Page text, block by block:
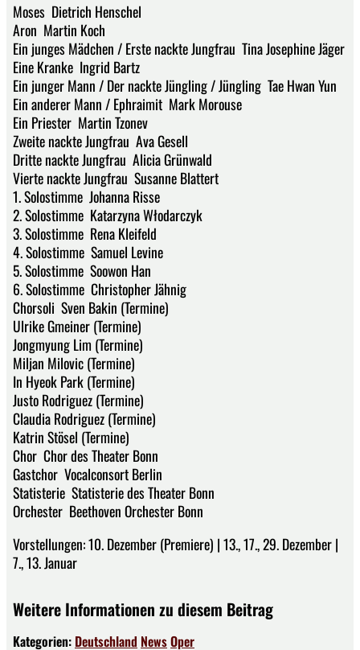
Moses Dietrich Henschel
Aron Martin Koch
Ein junges Mädchen / Erste nackte Jungfrau Tina Josephine Jäger
Eine Kranke Ingrid Bartz
Ein junger Mann / Der nackte Jüngling / Jüngling Tae Hwan Yun
Ein anderer Mann / Ephraimit Mark Morouse
Ein Priester Martin Tzonev
Zweite nackte Jungfrau Ava Gesell
Dritte nackte Jungfrau Alicia Grünwald
Vierte nackte Jungfrau Susanne Blattert
1. Solostimme Johanna Risse
2. Solostimme Katarzyna Włodarczyk
3. Solostimme Rena Kleifeld
4. Solostimme Samuel Levine
5. Solostimme Soowon Han
6. Solostimme Christopher Jähnig
Chorsoli Sven Bakin (Termine)
Ulrike Gmeiner (Termine)
Jongmyung Lim (Termine)
Miljan Milovic (Termine)
In Hyeok Park (Termine)
Justo Rodriguez (Termine)
Claudia Rodriguez (Termine)
Katrin Stösel (Termine)
Chor Chor des Theater Bonn
Gastchor Vocalconsort Berlin
Statisterie Statisterie des Theater Bonn
Orchester Beethoven Orchester Bonn
Vorstellungen: 10. Dezember (Premiere) | 13., 17., 29. Dezember |
7., 13. Januar
Weitere Informationen zu diesem Beitrag
Kategorien: Deutschland NewsOper